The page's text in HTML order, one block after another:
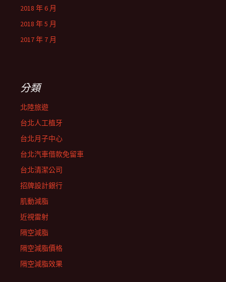
2018 年 6 月
2018 年 5 月
2017 年 7 月
分類
北陸旅遊
台北人工植牙
台北月子中心
台北汽車借款免留車
台北清潔公司
招牌設計銀行
肌動減脂
近視雷射
隔空減脂
隔空減脂價格
隔空減脂效果